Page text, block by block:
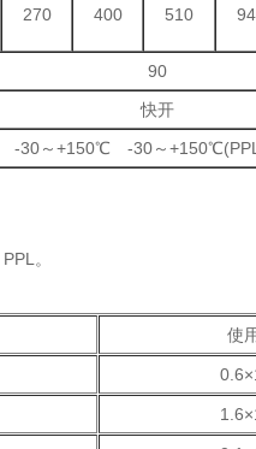
270 400 510
90
快开
-30～+150℃ -30～
。
使